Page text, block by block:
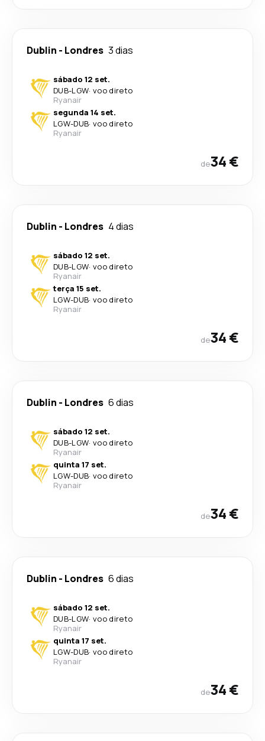
Dublin - Londres 3 dias
sábado 12 set.
DUB-LGW· voo direto
Ryanair
segunda 14 set.
LGW-DUB· voo direto
Ryanair
de34 €
Dublin - Londres 4 dias
sábado 12 set.
DUB-LGW· voo direto
Ryanair
terça 15 set.
LGW-DUB· voo direto
Ryanair
de34 €
Dublin - Londres 6 dias
sábado 12 set.
DUB-LGW· voo direto
Ryanair
quinta 17 set.
LGW-DUB· voo direto
Ryanair
de34 €
Dublin - Londres 6 dias
sábado 12 set.
DUB-LGW· voo direto
Ryanair
quinta 17 set.
LGW-DUB· voo direto
Ryanair
de34 €